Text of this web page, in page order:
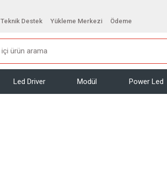
Teknik Destek Yükleme Merkezi Ödeme
Led Driver Modül Power Led